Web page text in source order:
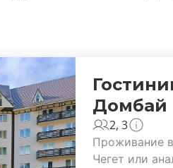
Домбай
2, 3
Проживание
Чегет или